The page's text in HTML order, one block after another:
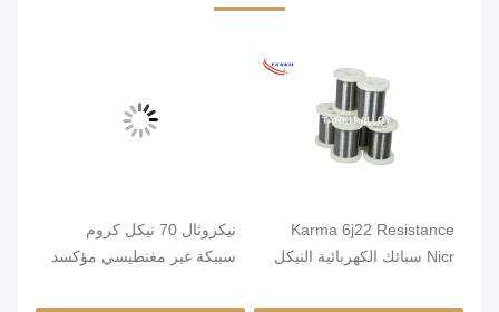
Karma 6j22 Resistance
Nicr سبائك الكهربائية النيكل
نيكروثال 70 نيكل كروم
سبيكة غير مغنطيسي مؤكسد